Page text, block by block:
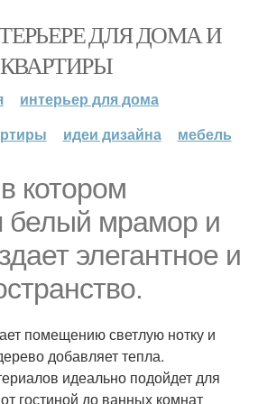
ДЛЯ ДОМА И
КВАРТИРЫ
интерьер для дома
идеи дизайна мебель
котором
белый мрамор и
элегантное и
помещению светлую нотку и
добавляет тепла.
идеально подойдет для
гостиной до ванных комнат